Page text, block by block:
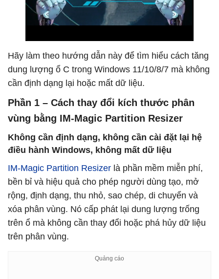
Hãy làm theo hướng dẫn này để tìm hiểu cách tăng
dung lượng ổ C trong Windows 11/10/8/7 mà không
cần định dạng lại hoặc mất dữ liệu.
Phần 1 – Cách thay đổi kích thước phân
vùng bằng IM-Magic Partition Resizer
Không cần định dạng, không cần cài đặt lại hệ
điều hành Windows, không mất dữ liệu
IM-Magic Partition Resizer là phần mềm miễn phí,
bền bỉ và hiệu quả cho phép người dùng tạo, mở
rộng, định dạng, thu nhỏ, sao chép, di chuyển và
xóa phân vùng. Nó cấp phát lại dung lượng trống
trên ổ mà không cần thay đổi hoặc phá hủy dữ liệu
trên phân vùng.